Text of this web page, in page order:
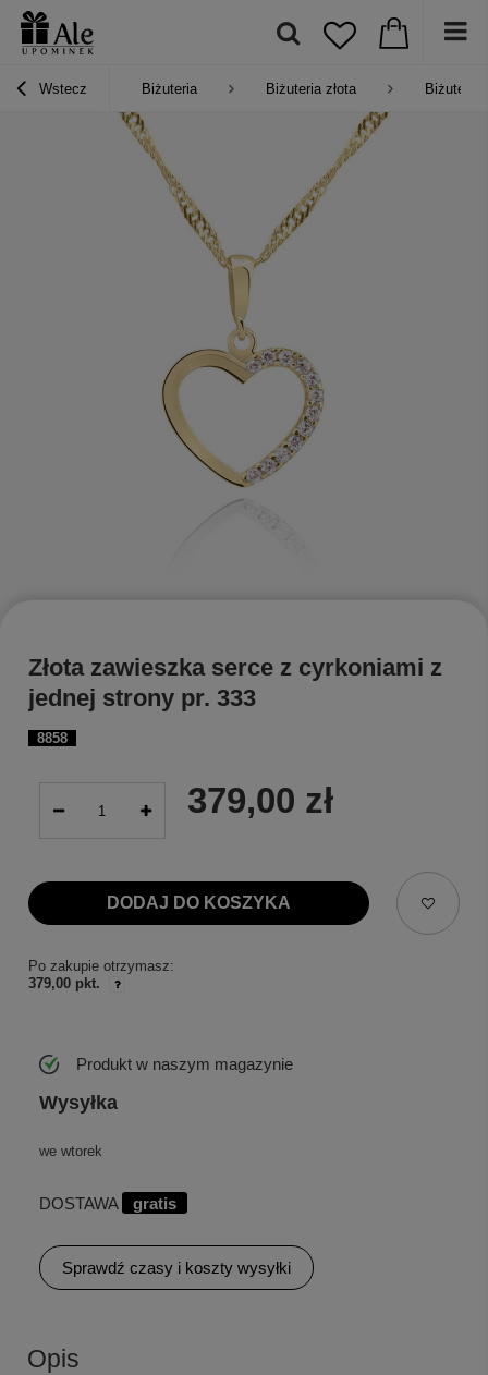
Wstecz Biżuteria Biżuteria złota Biżuteria
8858
Złota zawieszka serce z cyrkoniami z
jednej strony pr. 333
379,00 zł
DODAJ DO KOSZYKA
Po zakupie otrzymasz:
379,00 pkt.
Produkt w naszym magazynie
Wysyłka
we wtorek
DOSTAWA gratis
Sprawdź czasy i koszty wysyłki
Opis